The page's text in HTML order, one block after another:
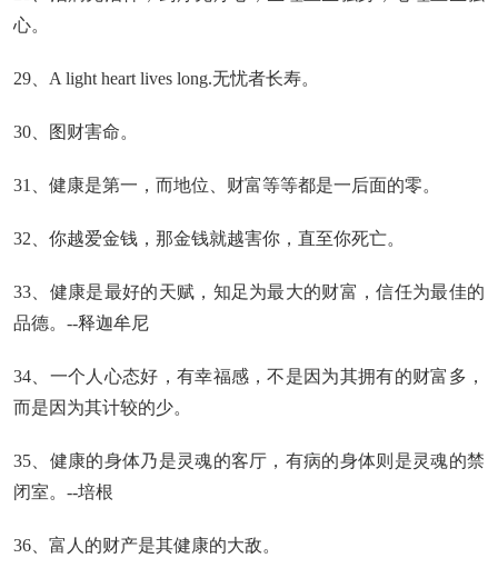
心。
29、A light heart lives long.无忧者长寿。
30、图财害命。
31、健康是第一，而地位、财富等等都是一后面的零。
32、你越爱金钱，那金钱就越害你，直至你死亡。
33、健康是最好的天赋，知足为最大的财富，信任为最佳的
品德。--释迦牟尼
34、一个人心态好，有幸福感，不是因为其拥有的财富多，
而是因为其计较的少。
35、健康的身体乃是灵魂的客厅，有病的身体则是灵魂的禁
闭室。--培根
36、富人的财产是其健康的大敌。